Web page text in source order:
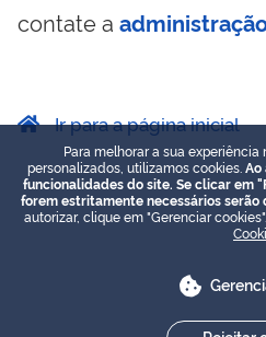
contate a
Ir para a página inicial
Para melhorar a sua
personalizados, utilizamos cookies. Ao
funcionalidades do site. Se clicar em
forem estritamente necessários serão
autorizar, clique em "Gerenciar